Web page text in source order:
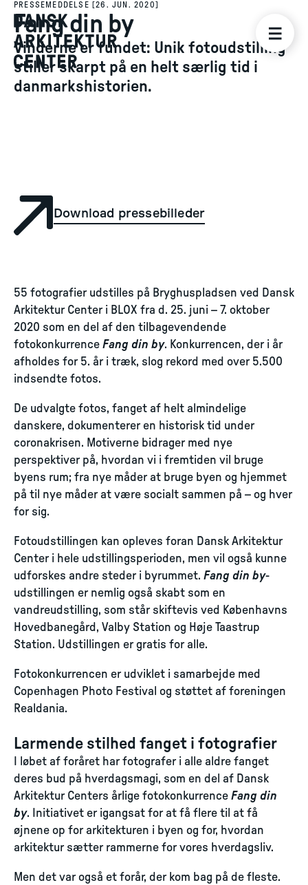
PRESSEMEDDELSE [26. JUN. 2020]
Fang din by
Vinderne er fundet: Unik fotoudstilling
stiller skarpt på en helt særlig tid i
danmarkshistorien.
Download pressebilleder
55 fotografier udstilles på Bryghuspladsen ved Dansk
Arkitektur Center i BLOX fra d. 25. juni – 7. oktober
2020 som en del af den tilbagevendende
fotokonkurrence Fang din by. Konkurrencen, der i år
afholdes for 5. år i træk, slog rekord med over 5.500
indsendte fotos.
De udvalgte fotos, fanget af helt almindelige
danskere, dokumenterer en historisk tid under
coronakrisen. Motiverne bidrager med nye
perspektiver på, hvordan vi i fremtiden vil bruge
byens rum; fra nye måder at bruge byen og hjemmet
på til nye måder at være socialt sammen på – og hver
for sig.
Fotoudstillingen kan opleves foran Dansk Arkitektur
Center i hele udstillingsperioden, men vil også kunne
udforskes andre steder i byrummet. Fang din by-
udstillingen er nemlig også skabt som en
vandreudstilling, som står skiftevis ved Københavns
Hovedbanegård, Valby Station og Høje Taastrup
Station. Udstillingen er gratis for alle.
Fotokonkurrencen er udviklet i samarbejde med
Copenhagen Photo Festival og støttet af foreningen
Realdania.
Larmende stilhed fanget i fotografier
I løbet af foråret har fotografer i alle aldre fanget
deres bud på hverdagsmagi, som en del af Dansk
Arkitektur Centers årlige fotokonkurrence Fang din
by. Initiativet er igangsat for at få flere til at få
øjnene op for arkitekturen i byen og for, hvordan
arkitektur sætter rammerne for vores hverdagsliv.
Men det var også et forår, der kom bag på de fleste.